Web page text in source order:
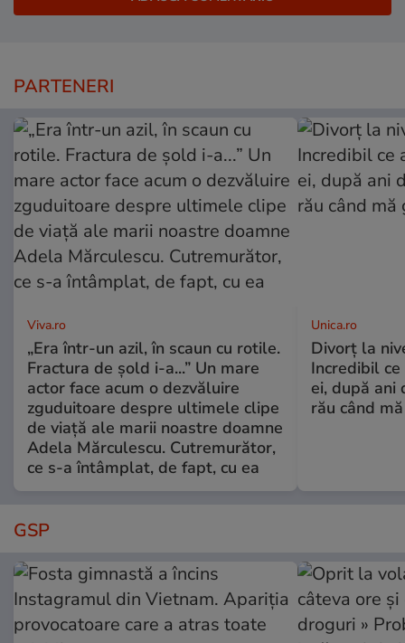
PARTENERI
Viva.ro
„Era într-un azil, în scaun cu rotile.
Fractura de șold i-a...” Un mare
actor face acum o dezvăluire
zguduitoare despre ultimele clipe
de viață ale marii noastre doamne
Adela Mărculescu. Cutremurător,
ce s-a întâmplat, de fapt, cu ea
Unica.ro
Divorț la
Incredibil
ei, după ani
rău când
GSP